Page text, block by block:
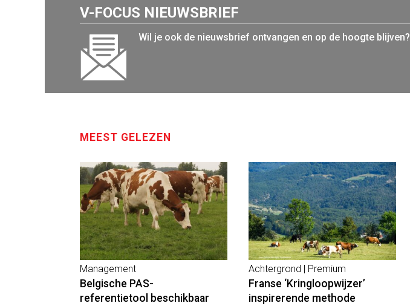
V-FOCUS NIEUWSBRIEF
Wil je ook de nieuwsbrief ontvangen en op de hoogte blijven?
MEEST GELEZEN
Management
Belgische PAS-
referentietool beschikbaar
Achtergrond | Premium
Franse ‘Kringloopwijzer’
inspirerende methode